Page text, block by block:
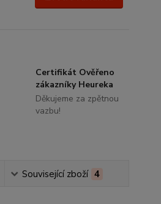
Certifikát Ověřeno
zákazníky Heureka
Děkujeme za zpětnou
vazbu!
Související zboží 4